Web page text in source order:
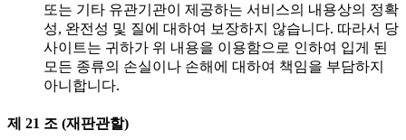
또는 기타 유관기관이 제공하는 서비스의 내용상의 정확
성, 완전성 및 질에 대하여 보장하지 않습니다. 따라서 당
사이트는 귀하가 위 내용을 이용함으로 인하여 입게 된
모든 종류의 손실이나 손해에 대하여 책임을 부담하지
아니합니다.
제 21 조 (재판관할)